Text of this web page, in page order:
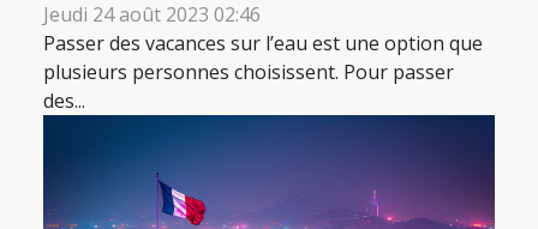
Jeudi 24 août 2023 02:46
Passer des vacances sur l’eau est une option que
plusieurs personnes choisissent. Pour passer
des...